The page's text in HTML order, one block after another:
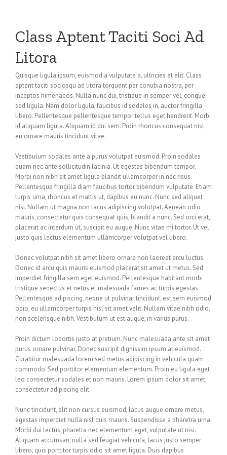
Class Aptent Taciti Soci Ad
Litora
Quisque ligula ipsum, euismod a vulputate a, ultricies et elit. Class
aptent taciti sociosqu ad litora torquent per conubia nostra, per
inceptos himenaeos. Nulla nunc dui, tristique in semper vel, congue
sed ligula. Nam dolor ligula, faucibus id sodales in, auctor fringilla
libero. Pellentesque pellentesque tempor tellus eget hendrerit. Morbi
id aliquam ligula. Aliquam id dui sem. Proin rhoncus consequat nisl,
eu ornare mauris tincidunt vitae.
Vestibulum sodales ante a purus volutpat euismod. Proin sodales
quam nec ante sollicitudin lacinia. Ut egestas bibendum tempor.
Morbi non nibh sit amet ligula blandit ullamcorper in nec risus.
Pellentesque fringilla diam faucibus tortor bibendum vulputate. Etiam
turpis urna, rhoncus et mattis ut, dapibus eu nunc. Nunc sed aliquet
nisi. Nullam ut magna non lacus adipiscing volutpat. Aenean odio
mauris, consectetur quis consequat quis, blandit a nunc. Sed orci erat,
placerat ac interdum ut, suscipit eu augue. Nunc vitae mi tortor. Ut vel
justo quis lectus elementum ullamcorper volutpat vel libero.
Donec volutpat nibh sit amet libero ornare non laoreet arcu luctus.
Donec id arcu quis mauris euismod placerat sit amet ut metus. Sed
imperdiet fringilla sem eget euismod. Pellentesque habitant morbi
tristique senectus et netus et malesuada fames ac turpis egestas.
Pellentesque adipiscing, neque ut pulvinar tincidunt, est sem euismod
odio, eu ullamcorper turpis nisl sit amet velit. Nullam vitae nibh odio,
non scelerisque nibh. Vestibulum ut est augue, in varius purus.
Proin dictum lobortis justo at pretium. Nunc malesuada ante sit amet
purus ornare pulvinar. Donec suscipit dignissim ipsum at euismod.
Curabitur malesuada lorem sed metus adipiscing in vehicula quam
commodo. Sed porttitor elementum elementum. Proin eu ligula eget
leo consectetur sodales et non mauris. Lorem ipsum dolor sit amet,
consectetur adipiscing elit.
Nunc tincidunt, elit non cursus euismod, lacus augue ornare metus,
egestas imperdiet nulla nisl quis mauris. Suspendisse a pharetra urna.
Morbi dui lectus, pharetra nec elementum eget, vulputate ut nisi.
Aliquam accumsan, nulla sed feugiat vehicula, lacus justo semper
libero, quis porttitor turpis odio sit amet ligula. Duis dapibus